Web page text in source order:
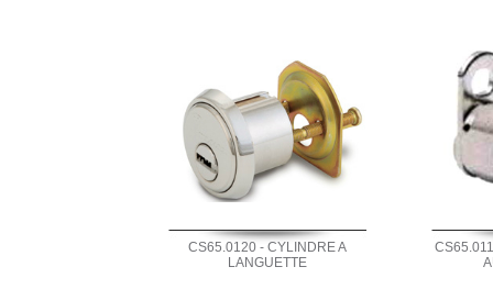
CS65.0120 - CYLINDRE A
LANGUETTE